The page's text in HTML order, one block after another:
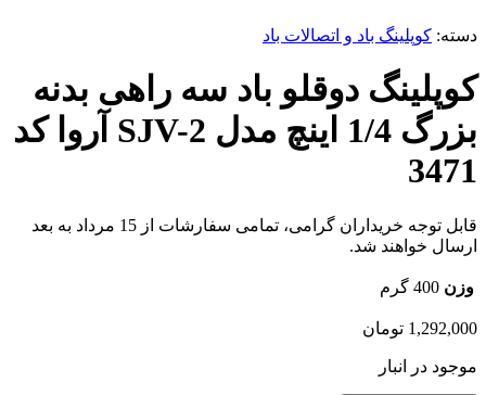
دسته: کوپلینگ باد و اتصالات باد
کوپلینگ دوقلو باد سه راهی بدنه
بزرگ 1/4 اینچ مدل SJV-2 آروا کد
3471
قابل توجه خریداران گرامی، تمامی سفارشات از 15 مرداد به بعد
ارسال خواهند شد.
وزن 400 گرم
1,292,000 تومان
موجود در انبار